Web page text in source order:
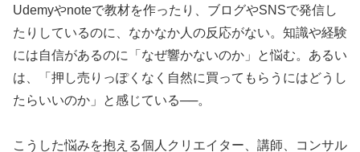
Udemyやnoteで教材を作ったり、ブログやSNSで発信し
たりしているのに、なかなか人の反応がない。知識や経験
には自信があるのに「なぜ響かないのか」と悩む。あるい
は、「押し売りっぽくなく自然に買ってもらうにはどうし
たらいいのか」と感じている──。
こうした悩みを抱える個人クリエイター、講師、コンサル